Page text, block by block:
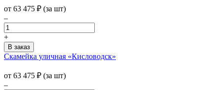
от 63 475 ₽ (за шт)
–
+
Скамейка уличная «Кисловодск»
от 63 475 ₽ (за шт)
–